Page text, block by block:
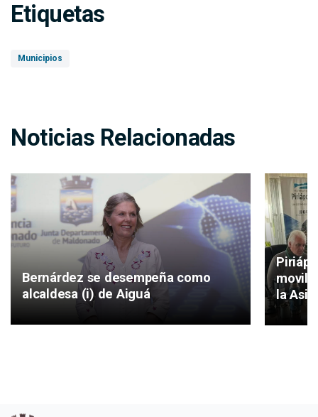
Etiquetas
Municipios
Noticias Relacionadas
Bernárdez se desempeña como
alcaldesa (i) de Aiguá
la